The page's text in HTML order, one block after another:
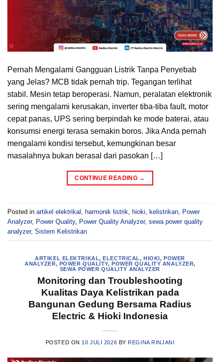
Pernah Mengalami Gangguan Listrik Tanpa Penyebab
yang Jelas? MCB tidak pernah trip. Tegangan terlihat
stabil. Mesin tetap beroperasi. Namun, peralatan elektronik
sering mengalami kerusakan, inverter tiba-tiba fault, motor
cepat panas, UPS sering berpindah ke mode baterai, atau
konsumsi energi terasa semakin boros. Jika Anda pernah
mengalami kondisi tersebut, kemungkinan besar
masalahnya bukan berasal dari pasokan […]
CONTINUE READING →
Posted in artikel elektrikal harmonik listrik hioki kelistrikan
Power
Analyzer, Power Quality, Power Quality Analyzer, sewa power quality
analyzer, Sistem Kelistrikan
ARTIKEL ELEKTRIKAL, ELECTRICAL, HIOKI , POWER
ANALYZER, POWER QUALITY, POWER QUALITY ANALYZER,
SEWA POWER QUALITY ANALYZER
Monitoring dan Troubleshooting
Kualitas Daya Kelistrikan pada
Bangunan Gedung Bersama Radius
Electric & Hioki Indonesia
POSTED ON 10 JULI 2026 BYREGINA RINJANI